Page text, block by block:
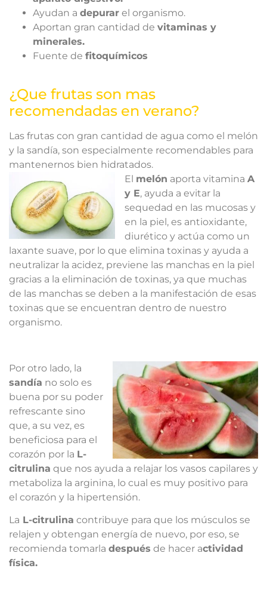
Ayudan a depurar el organismo.
Aportan gran cantidad de vitaminas y
minerales.
Fuente de fitoquímicos
¿Que frutas son mas
recomendadas en verano?
Las frutas con gran cantidad de agua como el melón
y la sandía, son especialmente recomendables para
mantenernos bien hidratados.
El melón aporta vitamina A
y E, ayuda a evitar la
sequedad en las mucosas y
en la piel, es antioxidante,
diurético y actúa como un
laxante suave, por lo que elimina toxinas y ayuda a
neutralizar la acidez, previene las manchas en la piel
gracias a la eliminación de toxinas, ya que muchas
de las manchas se deben a la manifestación de esas
toxinas que se encuentran dentro de nuestro
organismo.
Por otro lado, la
sandía no solo es
buena por su poder
refrescante sino
que, a su vez, es
beneficiosa para el
corazón por la L-
citrulina que nos ayuda a relajar los vasos capilares y
metaboliza la arginina, lo cual es muy positivo para
el corazón y la hipertensión.
La L-citrulina contribuye para que los músculos se
relajen y obtengan energía de nuevo, por eso, se
recomienda tomarla después de hacer actividad
física.